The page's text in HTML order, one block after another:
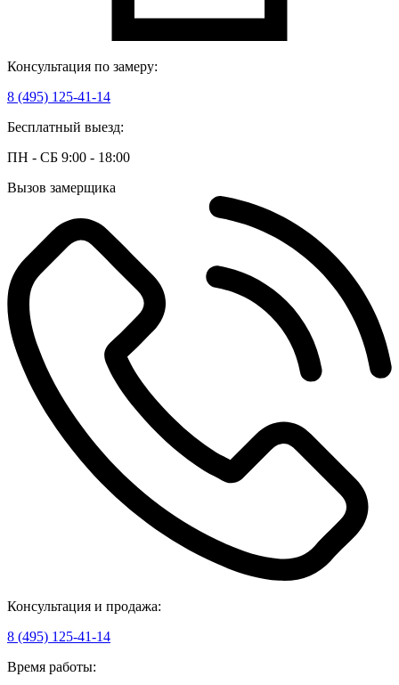
Консультация по замеру:
8 (495) 125-41-14
Бесплатный выезд:
ПН - СБ 9:00 - 18:00
Вызов замерщика
Консультация и продажа:
8 (495) 125-41-14
Время работы: